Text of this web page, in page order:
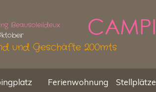
Beausoleildeux
und Geschäfte 200mts
Ferienwohnung Stellplätze